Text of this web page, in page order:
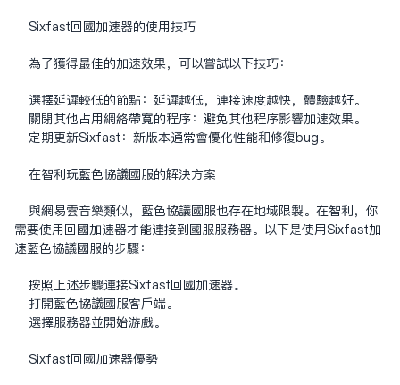
Sixfast回国加速器的使用技巧
为了获得最佳的加速效果，可以尝试以下技巧：
选择延迟较低的节点：延迟越低，连接速度越快，体验越好。
关闭其他占用网络带宽的程序：避免其他程序影响加速效果。
定期更新Sixfast：新版本通常会优化性能和修复bug。
在智利玩蓝色协议国服的解决方案
与网易云音乐类似，蓝色协议国服也存在地域限制。在智利，你
需要使用回国加速器才能连接到国服服务器。以下是使用Sixfast加
速蓝色协议国服的步骤：
按照上述步骤连接Sixfast回国加速器。
打开蓝色协议国服客户端。
选择服务器并开始游戏。
Sixfast回国加速器优势